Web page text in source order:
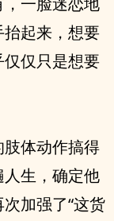
起来，想要
仅只是想要
体动作搞得
生，确定他
加强了“这货